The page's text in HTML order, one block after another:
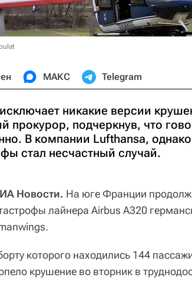
МАКС Telegram
никакие версии
прокурор, подчеркнув, что
В компании Lufthansa,
стал несчастный случай.
Новости. На юге Франции
лайнера Airbus A320
которого находились 144
крушение во вторник в